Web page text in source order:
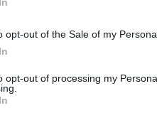
opt-out of the Sale of my
opt-out of processing my
colheram os votos a
16, tendo os três
sobe cerca de 700 mil